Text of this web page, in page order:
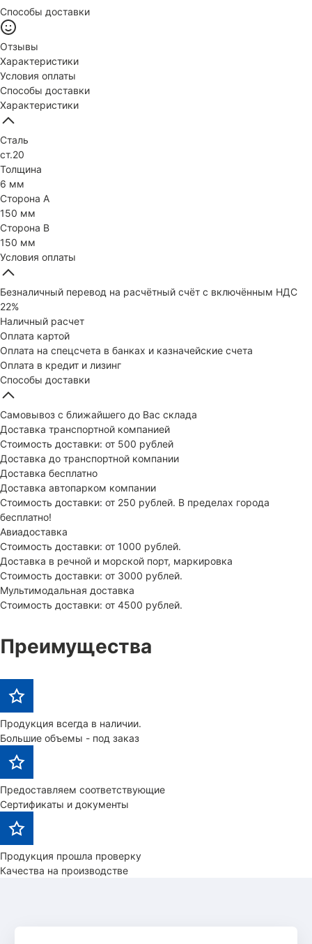
Способы доставки
Отзывы
Характеристики
Условия оплаты
Способы доставки
Характеристики
Сталь
ст.20
Толщина
6 мм
Сторона А
150 мм
Сторона В
150 мм
Условия оплаты
Безналичный перевод на расчётный счёт с включённым НДС
22%
Наличный расчет
Оплата картой
Оплата на спецсчета в банках и казначейские счета
Оплата в кредит и лизинг
Способы доставки
Самовывоз с ближайшего до Вас склада
Доставка транспортной компанией
Стоимость доставки: от 500 рублей
Доставка до транспортной компании
Доставка бесплатно
Доставка автопарком компании
Стоимость доставки: от 250 рублей. В пределах города
бесплатно!
Авиадоставка
Стоимость доставки: от 1000 рублей.
Доставка в речной и морской порт, маркировка
Стоимость доставки: от 3000 рублей.
Мультимодальная доставка
Стоимость доставки: от 4500 рублей.
Преимущества
Продукция всегда в наличии.
Большие объемы - под заказ
Предоставляем соответствующие
Сертификаты и документы
Продукция прошла проверку
Качества на производстве